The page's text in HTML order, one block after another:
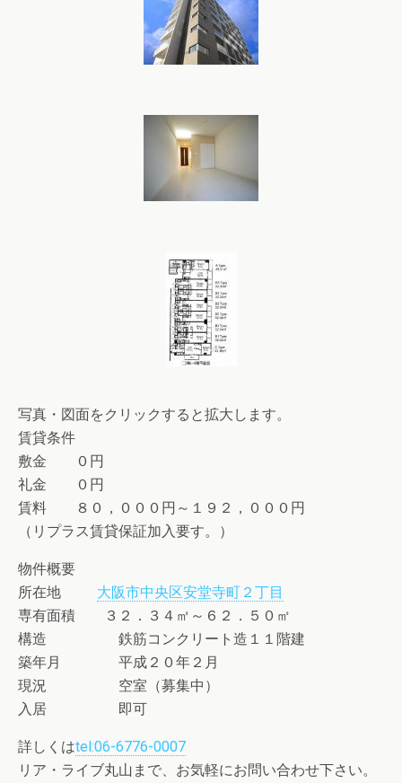
写真・図面をクリックすると拡大します。
賃貸条件
敷金 ０円
礼金 ０円
賃料 ８０，０００円～１９２，０００円
（リプラス賃貸保証加入要す。）
物件概要
所在地 大阪市中央区安堂寺町２丁目
専有面積 ３２．３４㎡～６２．５０㎡
構造 鉄筋コンクリート造１１階建
築年月 平成２０年２月
現況 空室（募集中）
入居 即可
詳しくはtel:06-6776-0007
リア・ライブ丸山まで、お気軽にお問い合わせ下さい。